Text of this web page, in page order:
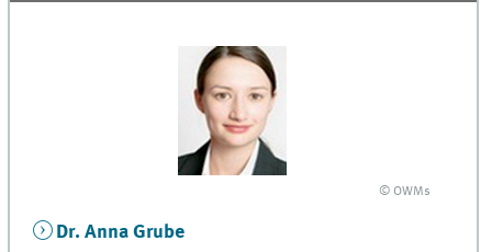
© OWMs
Dr. Anna Grube